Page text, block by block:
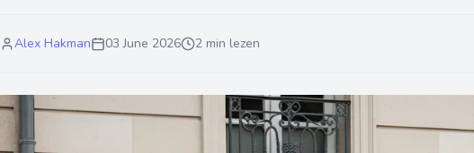
Alex Hakman 03 June 2026 2 min lezen